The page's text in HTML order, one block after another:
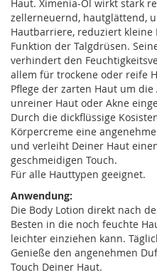
Haut. Ximenia-Öl wirkt stark
zellerneuernd, hautglättend,
Hautbarriere, reduziert
Funktion der Talgdrüsen.
verhindert den
allem für trockene oder reife
Pflege der zarten Haut um
unreiner Haut oder Akne
Durch die dickflüssige
Körpercreme eine
und verleiht Deiner Haut
geschmeidigen Touch.
Für alle Hauttypen geeignet.
Anwendung:
Die Body Lotion direkt nach
Besten in die noch feuchte
leichter einziehen kann.
Genieße den angenehmen
Touch Deiner Haut.